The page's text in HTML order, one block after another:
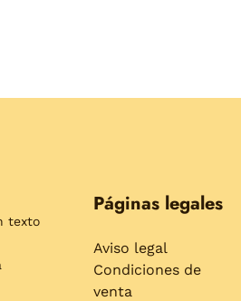
texto
Páginas legales
Aviso legal
Condiciones de
venta